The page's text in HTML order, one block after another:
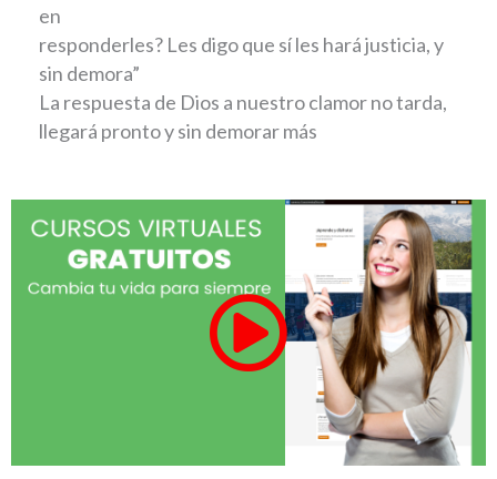
en
responderles? Les digo que sí les hará justicia, y
sin demora”
La respuesta de Dios a nuestro clamor no tarda,
llegará pronto y sin demorar más